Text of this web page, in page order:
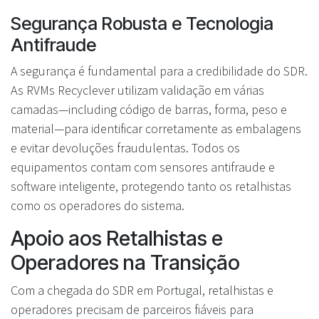
Segurança Robusta e Tecnologia
Antifraude
A segurança é fundamental para a credibilidade do SDR.
As RVMs Recyclever utilizam validação em várias
camadas—including código de barras, forma, peso e
material—para identificar corretamente as embalagens
e evitar devoluções fraudulentas. Todos os
equipamentos contam com sensores antifraude e
software inteligente, protegendo tanto os retalhistas
como os operadores do sistema.
Apoio aos Retalhistas e
Operadores na Transição
Com a chegada do SDR em Portugal, retalhistas e
operadores precisam de parceiros fiáveis para